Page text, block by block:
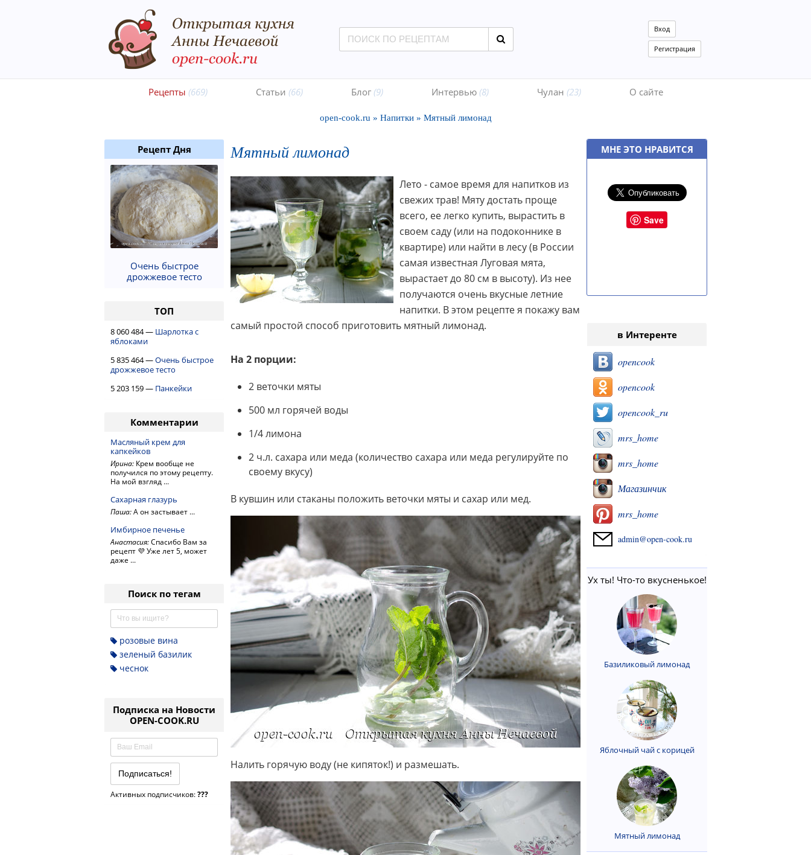
Вход
Регистрация
Рецепты (669) Статьи (66) Блог (9) Интервью (8) Чулан (23) О сайте
open-cook.ru » Напитки» Мятный лимонад
Рецепт Дня
Очень быстрое
дрожжевое тесто
ТОП
8 060 484 — Шарлотка с
яблоками
5 835 464 —Очень быстрое
дрожжевое тесто
5 203 159 — Панкейки
Комментарии
Масляный крем для
капкейков
Ирина: Крем вообще не
получился по этому рецепту.
На мой взгляд ...
Сахарная глазурь
Паша:А он застывает ...
Имбирное печенье
Анастасия:Спасибо Вам за
рецепт 💜 Уже лет 5, может
даже ...
Поиск по тегам
розовые вина
зеленый базилик
чеснок
Подписка на Новости
OPEN-COOK.RU
Активных подписчиков:???
Мятный лимонад
Лето - самое время для напитков из
свежих трав! Мяту достать проще
всего, ее легко купить, вырастить в
своем саду (или на подоконнике в
квартире) или найти в лесу (в России
самая известная Луговая мята,
вырастает до 80 см в высоту). Из нее
получаются очень вкусные летние
напитки. В этом рецепте я покажу вам
самый простой способ приготовить мятный лимонад.
На 2 порции:
2 веточки мяты
500 мл горячей воды
1/4 лимона
2 ч.л. сахара или меда (количество сахара или меда регулируйте по
своему вкусу)
В кувшин или стаканы положить веточки мяты и сахар или мед.
Налить горячую воду (не кипяток!) и размешать.
МНЕ ЭТО НРАВИТСЯ
Save
в Интеренте
opencook
opencook
opencook_ru
mrs_home
mrs_home
Магазинчик
mrs_home
admin@open-cook.ru
Ух ты! Что-то вкусненькое!
Базиликовый лимонад
Яблочный чай с корицей
Мятный лимонад